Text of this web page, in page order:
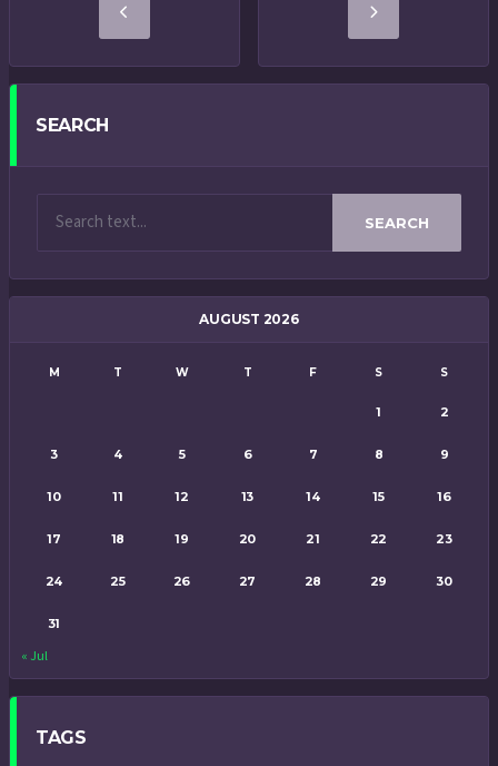
SEARCH
SEARCH
AUGUST 2026
M T W T F S S
1 2
3 4 5 6 7 8 9
10 11 12 13 14 15 16
17 18 19 20 21 22 23
24 25 26 27 28 29 30
31
« Jul
TAGS